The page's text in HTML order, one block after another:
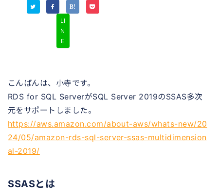
LI
N
E
こんばんは、小寺です。
RDS for SQL ServerがSQL Server 2019のSSAS多次
元をサポートしました。
https://aws.amazon.com/about-aws/whats-new/20
24/05/amazon-rds-sql-server-ssas-multidimension
al-2019/
SSASとは